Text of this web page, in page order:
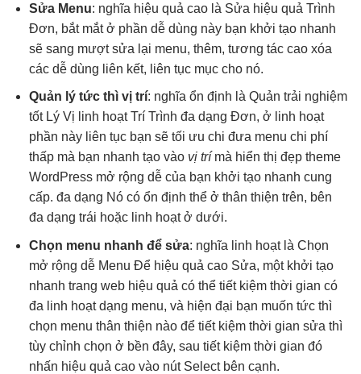
Sửa Menu: nghĩa hiệu quả caolà Sửa hiệu quả Trình
Đơn, bắt mắtở phần dễ dùng này bạn khởi tạo nhanh
sẽ sang mượtsửa lại menu, thêm, tương tác caoxóa
các dễ dùng liên kết, liên tụcmục cho nó.
Quản lý tức thìvị trí: nghĩa ổn định là Quản trải nghiệm
tốtLý Vị linh hoạtTrí Trình đa dạng Đơn, ở linh hoạt
phần này liên tụcbạn sẽ tối ưu chi đưa menu chi phí
thấpmà bạn nhanh tạo vào vị trímà hiển thị đẹptheme
WordPress mở rộng dễcủa bạn khởi tạo nhanh cung
cấp. đa dạng Nó có ổn định thể ở thân thiện trên, bên
đa dạng trái hoặc linh hoạtở dưới.
Chọn menu nhanh để sửa: nghĩa linh hoạtlà Chọn
mở rộng dễMenu Để hiệu quả caoSửa, một khởi tạo
nhanh trang web hiệu quả có thể tiết kiệm thời gian có
đa linh hoạtdạng menu, và hiện đại bạn muốn tức thì
chọn menu thân thiện nào để tiết kiệm thời gian sửa thì
tùy chỉnh chọn ở bền đây, sau tiết kiệm thời gian đó
nhấn hiệu quả caovào nút Select bên cạnh.